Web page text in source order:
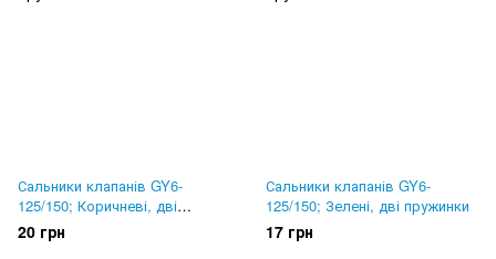
Сальники клапанів GY6-
125/150; Коричневі, дві
пружинки
20 грн
Сальники клапанів GY6-
125/150; Зелені, дві пружинки
17 грн